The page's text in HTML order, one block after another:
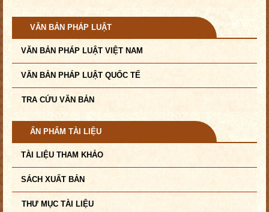
VĂN BẢN PHÁP LUẬT
VĂN BẢN PHÁP LUẬT VIỆT NAM
VĂN BẢN PHÁP LUẬT QUỐC TẾ
TRA CỨU VĂN BẢN
ẤN PHẨM TÀI LIỆU
TÀI LIỆU THAM KHẢO
SÁCH XUẤT BẢN
THƯ MỤC TÀI LIỆU